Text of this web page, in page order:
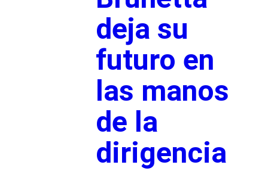
deja su
futuro en
las manos
de la
dirigencia